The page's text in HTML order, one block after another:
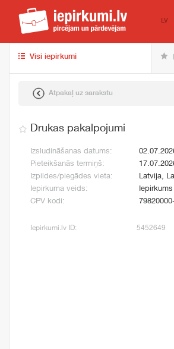
LV
Visi iepirkumi
Atpakaļ uz sarakstu
Drukas pakalpojumi
Izsludināšanas datums:
Pieteikšanās termiņš:
Izpildes/piegādes vieta:
Latvija,
Iepirkuma veids:
CPV kodi:
Iepirkumi.lv ID: 5452649